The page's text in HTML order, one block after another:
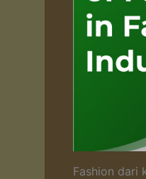
Fashion dari